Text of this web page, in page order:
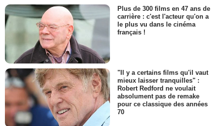
Plus de 300 films en 47 ans de
carrière : c'est l'acteur qu'on a
le plus vu dans le cinéma
français !
"Il y a certains films qu'il vaut
mieux laisser tranquilles" :
Robert Redford ne voulait
absolument pas de remake
pour ce classique des années
70